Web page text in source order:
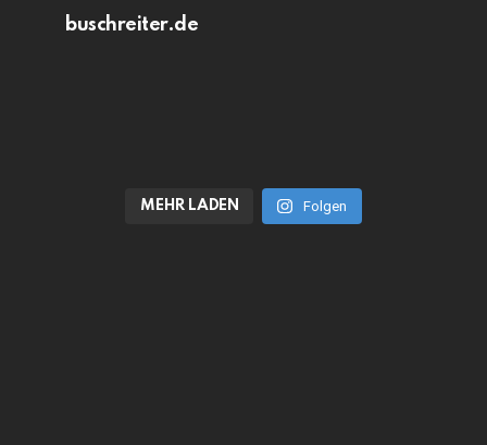
buschreiter.de
MEHR LADEN Folgen